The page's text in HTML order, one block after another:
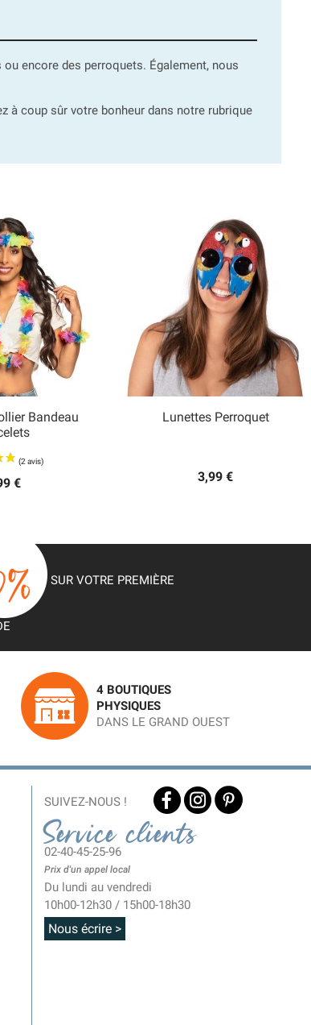
encore des perroquets. Également, nous
à coup sûr votre bonheur dans notre rubrique
Bandeau
€
rapide
Lunettes Perroquet
3,99 €
SUR VOTRE PREMIÈRE
4 BOUTIQUES
PHYSIQUES
DANS LE GRAND OUEST
SUIVEZ-NOUS !
Service clients
02-40-45-25-96
Prix d'un appel local
Du lundi au vendredi
10h00-12h30 / 15h00-18h30
Nous écrire >